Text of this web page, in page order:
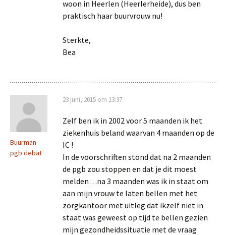
woon in Heerlen (Heerlerheide), dus ben
praktisch haar buurvrouw nu!
Sterkte,
Bea
Buurman
pgb debat
23 juni, 2015 om 13:37
Zelf ben ik in 2002 voor 5 maanden ik het
ziekenhuis beland waarvan 4 maanden op de
IC !
In de voorschriften stond dat na 2 maanden
de pgb zou stoppen en dat je dit moest
melden…na 3 maanden was ik in staat om
aan mijn vrouw te laten bellen met het
zorgkantoor met uitleg dat ikzelf niet in
staat was geweest op tijd te bellen gezien
mijn gezondheidssituatie met de vraag